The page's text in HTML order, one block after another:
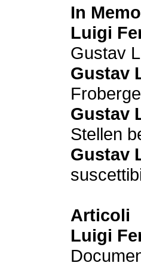
In
Luigi
Gustav
Gustav
Gustav
Stellen
Gustav
Articoli
Luigi